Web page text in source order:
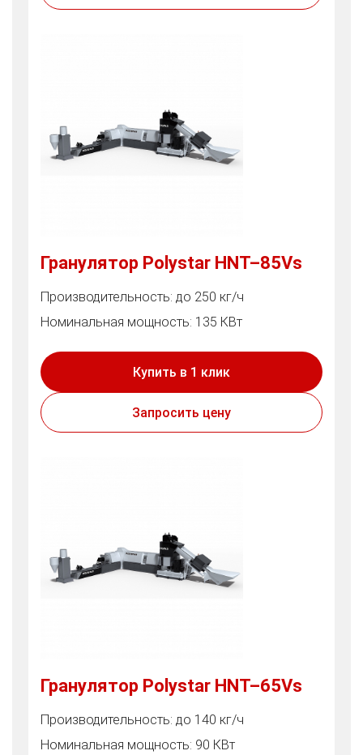
Гранулятор Polystar HNT–85Vs
Производительность: до 250 кг/ч
Номинальная мощность: 135 КВт
Купить в 1 клик
Запросить цену
Гранулятор Polystar HNT–65Vs
Производительность: до 140 кг/ч
Номинальная мощность: 90 КВт